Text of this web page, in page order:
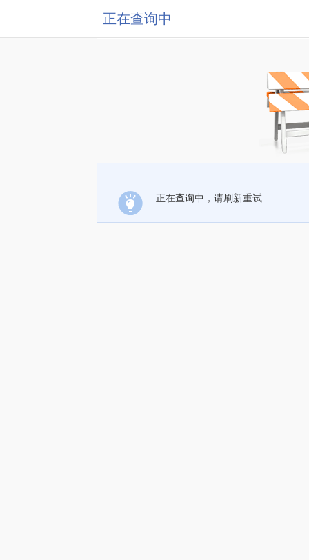
正在查询中
正在查询中，请刷新重试